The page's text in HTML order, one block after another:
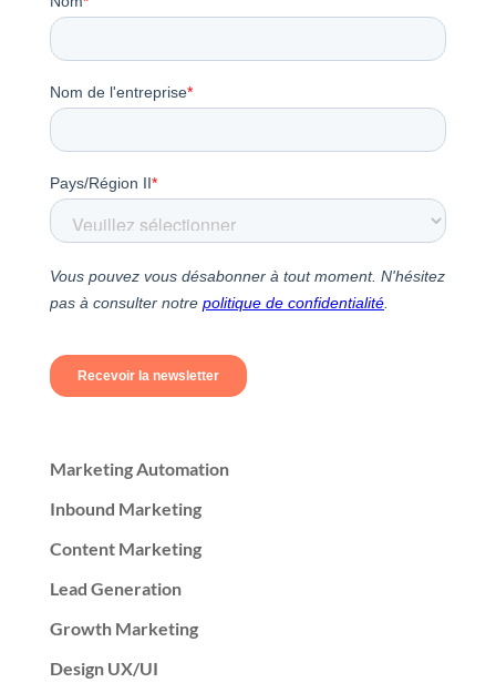
Marketing Automation
Inbound Marketing
Content Marketing
Lead Generation
Growth Marketing
Design UX/UI